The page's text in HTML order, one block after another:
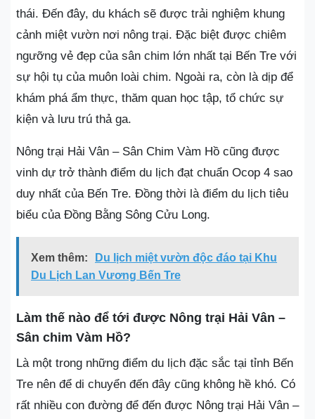
thái. Đến đây, du khách sẽ được trải nghiệm khung
cảnh miệt vườn nơi nông trại. Đặc biệt được chiêm
ngưỡng vẻ đẹp của sân chim lớn nhất tại Bến Tre với
sự hội tụ của muôn loài chim. Ngoài ra, còn là dịp để
khám phá ẩm thực, thăm quan học tập, tổ chức sự
kiện và lưu trú thả ga.
Nông trại Hải Vân – Sân Chim Vàm Hồ cũng được
vinh dự trở thành điểm du lịch đạt chuẩn Ocop 4 sao
duy nhất của Bến Tre. Đồng thời là điểm du lịch tiêu
biểu của Đồng Bằng Sông Cửu Long.
Xem thêm:
Du lịch miệt vườn độc đáo tại Khu
Du Lịch Lan Vương Bến Tre
Làm thế nào để tới được Nông trại Hải Vân –
Sân chim Vàm Hồ?
Là một trong những điểm du lịch đặc sắc tại tỉnh Bến
Tre nên để di chuyển đến đây cũng không hề khó. Có
rất nhiều con đường để đến được Nông trại Hải Vân –